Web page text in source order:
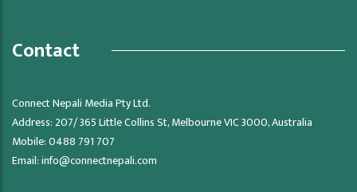
Contact
Connect Nepali Media Pty Ltd.
Address: 207/ 365 Little Collins St, Melbourne VIC 3000, Australia
Mobile: 0488 791 707
Email:info@connectnepali.com